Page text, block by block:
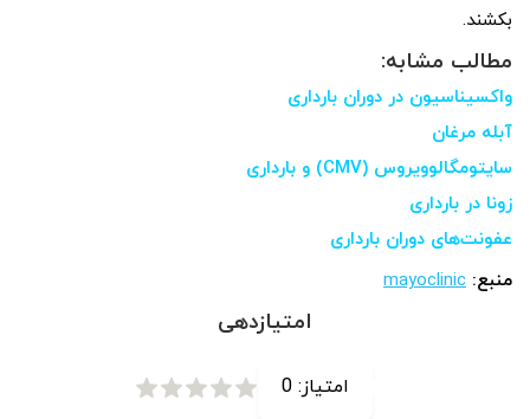
بکشند.
مطالب مشابه:
واکسیناسیون در دوران بارداری
آبله مرغان
سایتومگالوویروس (CMV) و بارداری
زونا در بارداری
عفونت‌های دوران بارداری
منبع: mayoclinic
امتیازدهی
امتیاز: 0